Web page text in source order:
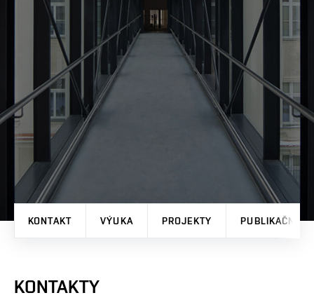
KONTAKT VÝUKA PROJEKTY PUBLIKAČNÍ
KONTAKTY